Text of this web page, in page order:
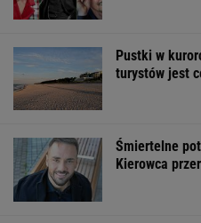
Pustki w
turystów jest
Śmiertelne
Kierowca